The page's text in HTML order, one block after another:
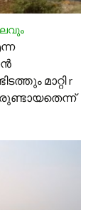
മാറ്റി r